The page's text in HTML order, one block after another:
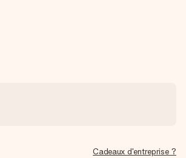
Cadeaux d'entreprise ?